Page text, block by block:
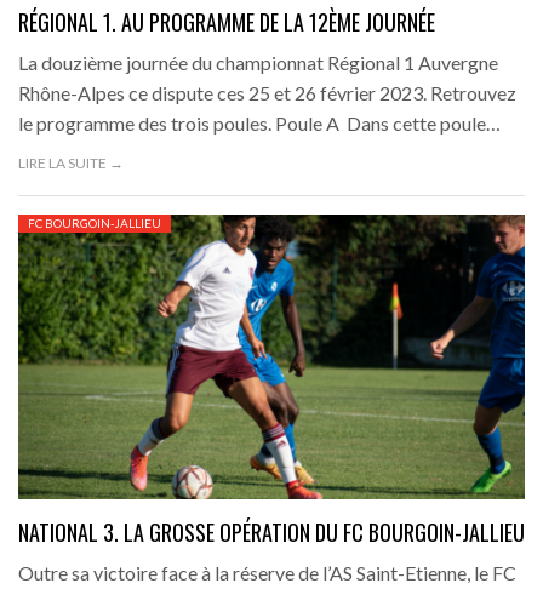
RÉGIONAL 1. AU PROGRAMME DE LA 12ÈME JOURNÉE
La douzième journée du championnat Régional 1 Auvergne
Rhône-Alpes ce dispute ces 25 et 26 février 2023. Retrouvez
le programme des trois poules. Poule A Dans cette poule…
LIRE LA SUITE →
FC BOURGOIN-JALLIEU
NATIONAL 3. LA GROSSE OPÉRATION DU FC BOURGOIN-JALLIEU
Outre sa victoire face à la réserve de l’AS Saint-Etienne, le FC